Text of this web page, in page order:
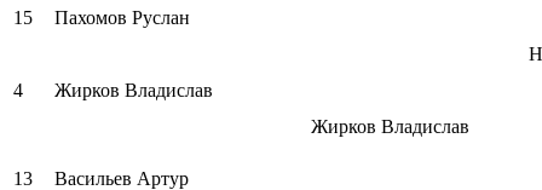
15
Пахомов Руслан
4
Жирков Владислав
Жирков Владислав
13 Васильев Артур